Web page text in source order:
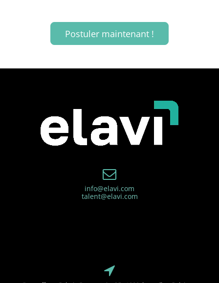
Postuler maintenant !
info@elavi.com
talent@elavi.com